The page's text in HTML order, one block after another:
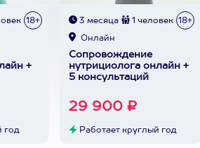
18+
+
год
3 месяца 1 человек 18+
Онлайн
Сопровождение
нутрициолога онлайн +
5 консультаций
29 900 ₽
Работает круглый год